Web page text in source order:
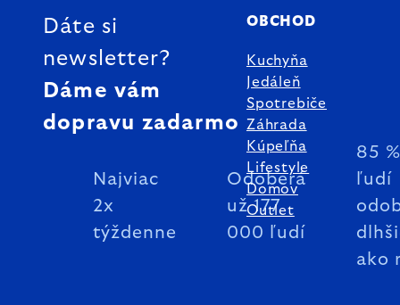
Dáte si
newsletter?
Dáme vám
dopravu zadarmo
Najviac
2x
týždenne
Odoberá
už 177
000 ľudí
85 %
ľudí
ako
OBCHOD
Kuchyňa
Jedáleň
Spotrebiče
Záhrada
Kúpeľňa
Lifestyle
Domov
Outlet